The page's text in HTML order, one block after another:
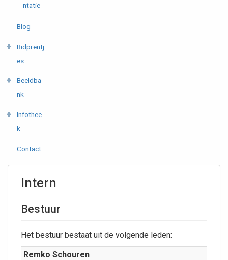
ntatie
Blog
Bidprentj
es
Beeldba
nk
Infothee
k
Contact
Intern
Bestuur
Het bestuur bestaat uit de volgende leden:
Remko Schouren